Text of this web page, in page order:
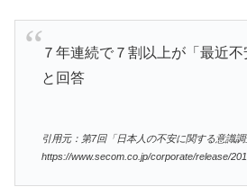
７年連続で７割以上が「最近不
と回答
引用元：第7回「日本人の不安に関する意識
https://www.secom.co.jp/corporate/release/